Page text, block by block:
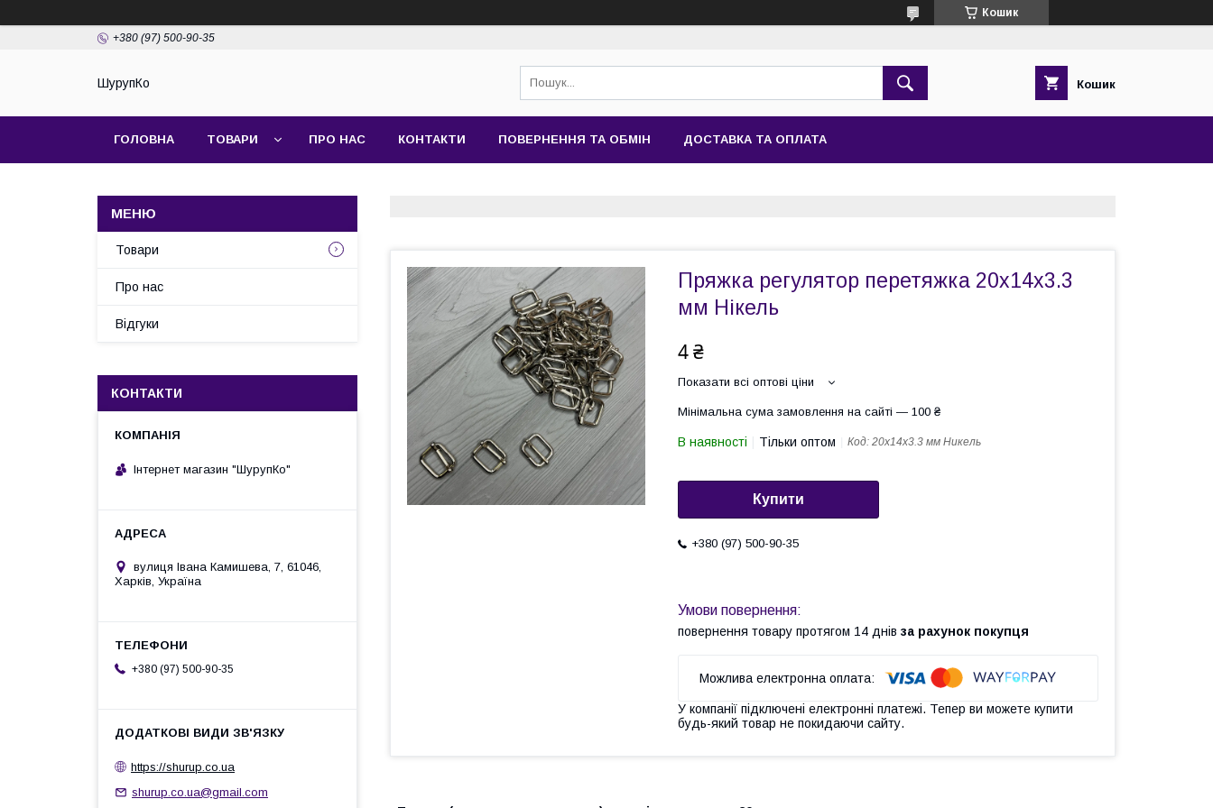
Кошик
+380 (97) 500-90-35
ШурупКо Кошик
ГОЛОВНА ТОВАРИ ПРО НАС КОНТАКТИ ПОВЕРНЕННЯ ТА ОБМІН ДОСТАВКА ТА ОПЛАТА
Пряжка регулятор перетяжка 20х14х3.3
мм Нікель
4 ₴
Показати всі оптові ціни
Мінімальна сума замовлення на сайті — 100 ₴
В наявності Тільки оптом Код: 20х14х3.3 мм Никель
Купити
+380 (97) 500-90-35
повернення товару протягом 14 днів за рахунок покупця
У компанії підключені електронні платежі. Тепер ви можете купити
будь-який товар не покидаючи сайту.
Товари
Про нас
Відгуки
КОНТАКТИ
Інтернет магазин "ШурупКо"
вулиця Івана Камишева, 7, 61046,
Харків, Україна
+380 (97) 500-90-35
https://shurup.co.ua
shurup.co.ua@gmail.com